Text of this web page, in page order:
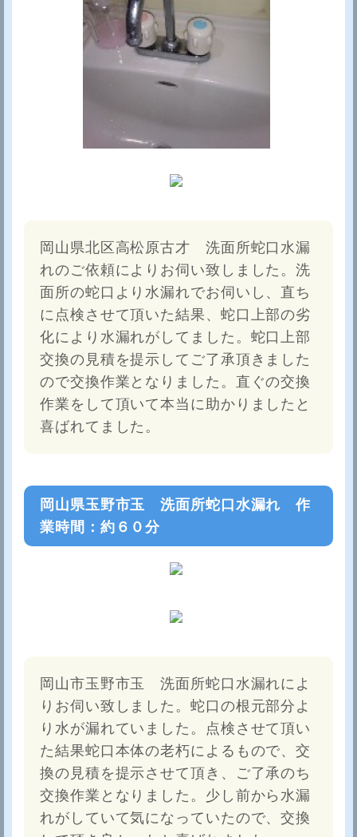
岡山県北区高松原古才 洗面所蛇口水漏
れのご依頼によりお伺い致しました。洗
面所の蛇口より水漏れでお伺いし、直ち
に点検させて頂いた結果、蛇口上部の劣
化により水漏れがしてました。蛇口上部
交換の見積を提示してご了承頂きました
ので交換作業となりました。直ぐの交換
作業をして頂いて本当に助かりましたと
喜ばれてました。
岡山県玉野市玉 洗面所蛇口水漏れ 作
業時間：約６０分
岡山市玉野市玉 洗面所蛇口水漏れによ
りお伺い致しました。蛇口の根元部分よ
り水が漏れていました。点検させて頂い
た結果蛇口本体の老朽によるもので、交
換の見積を提示させて頂き、ご了承のち
交換作業となりました。少し前から水漏
れがしていて気になっていたので、交換